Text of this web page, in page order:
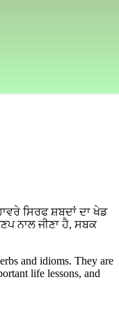
ਸਿਰਫ ਸ਼ਬਦਾਂ ਦਾ ਖੇਡ
ਨਾਲ ਜੀਣਾ ਹੈ, ਸਬਕ
and idioms. They are
life lessons, and